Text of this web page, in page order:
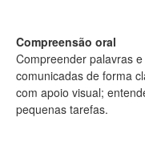
Compreensão oral
Compreender palavras
comunicadas de forma
com apoio visual;
pequenas tarefas.